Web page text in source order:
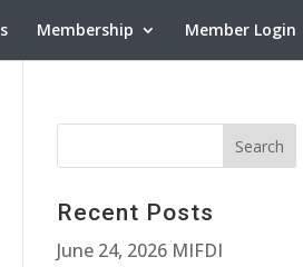
Membership Member Login
Recent Posts
June 24, 2026 MIFDI